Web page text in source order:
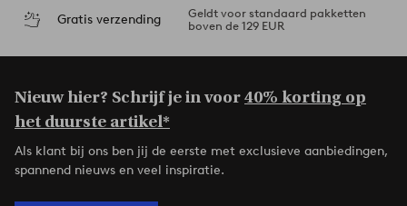
Gratis verzending
Geldt voor standaard pakketten
boven de 129 EUR
Nieuw hier? Schrijf je in voor40% korting op
het duurste artikel*
Als klant bij ons ben jij de eerste met exclusieve aanbiedingen,
spannend nieuws en veel inspiratie.